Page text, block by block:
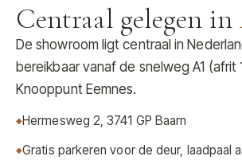
Centraal gelegen in
De showroom ligt centraal in
bereikbaar vanaf de snelweg A1 (afrit
Knooppunt Eemnes.
Hermesweg 2, 3741 GP Baarn
Gratis parkeren voor de deur, laadpaal